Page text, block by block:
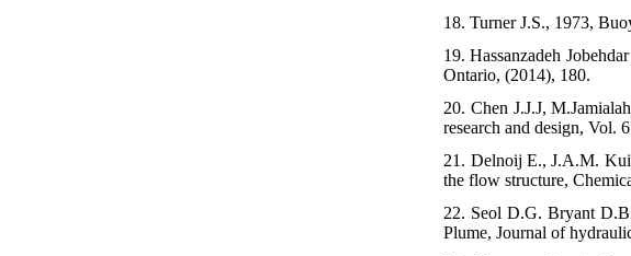
18. Turner J.S., 1973,
19. Hassanzadeh
Ontario, (2014), 180.
20. Chen J.J.J,
research and design, Vol.
21. Delnoij E., J.A.M.
the flow structure,
22. Seol D.G. Bryant
Plume, Journal of